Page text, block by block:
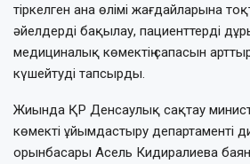
тіркелген ана өлімі жағдайларына
әйелдерді бақылау, пациенттерді
медициналық көмектің сапасын
күшейтуді тапсырды.
Жиында ҚР Денсаулық сақтау
көмекті ұйымдастыру департаменті
орынбасары Асель Кидиралиева